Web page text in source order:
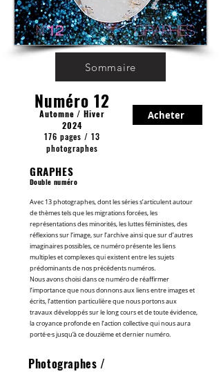
Sommaire
Numéro 12
Automne / Hiver
2024
176 pages / 13
photographes
Acheter
GRAPHES
Double numéro
Avec 13 photographes, dont les séries s’articulent autour
de thèmes tels que les migrations forcées, les
représentations des minorités, les luttes féministes, des
réflexions sur l’image, sur l’archive ainsi que sur d’autres
imaginaires possibles, ce numéro présente les liens
multiples et complexes qui existent entre les sujets
prédominants de nos précédents numéros.
Nous avons choisi dans ce numéro de réaffirmer
l’importance que nous donnons aux liens entre images et
écrits, l’attention particulière que nous portons aux
travaux développés sur le long cours et de toute évidence,
la croyance profonde en l’action collective qui nous aura
porté·e·s jusqu’à ce douzième et dernier numéro.
Photographes /